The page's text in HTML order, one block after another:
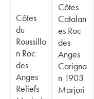
Côtes
du
Roussillo
n Roc
des
Anges
Reliefs
Côtes
Catalan
es Roc
des
Anges
Carigna
n 1903
Marjori